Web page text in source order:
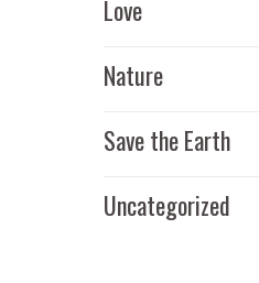
Love
Nature
Save the Earth
Uncategorized